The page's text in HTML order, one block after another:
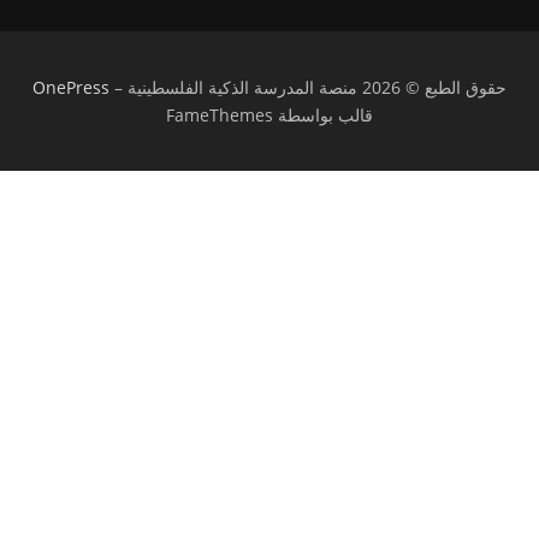
حقوق الطبع © 2026 منصة المدرسة الذكية الفلسطينية –
OnePress
قالب بواسطة FameThemes